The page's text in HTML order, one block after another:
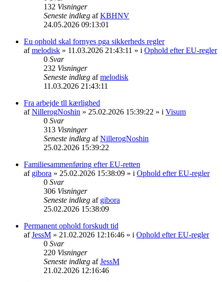
132 Visninger
Seneste indlæg afKBHNV
24.05.2026 09:13:01
Eu ophold skal fornyes pga sikkerheds regler
afmelodisk » 11.03.2026 21:43:11 » i Ophold efter EU-regler
0 Svar
232 Visninger
Seneste indlæg afmelodisk
11.03.2026 21:43:11
Fra arbejde tll kærlighed
afNillerogNoshin » 25.02.2026 15:39:22 » i Visum
0 Svar
313 Visninger
Seneste indlæg afNillerogNoshin
25.02.2026 15:39:22
Familiesammenføring efter EU-retten
af gibora » 25.02.2026 15:38:09 » i Ophold efter EU-regler
0 Svar
306 Visninger
Seneste indlæg af gibora
25.02.2026 15:38:09
Permanent ophold forskudt tid
afJessM » 21.02.2026 12:16:46 » i Ophold efter EU-regler
0 Svar
220 Visninger
Seneste indlæg afJessM
21.02.2026 12:16:46